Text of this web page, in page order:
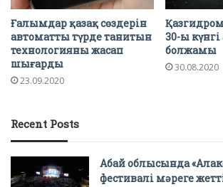
Ғалымдар қазақ сөздерін
автоматты түрде танитын
технологияны жасап
шығарды
23.09.2020
30-ы
болжамы
30.08.2020
Recent Posts
Абай облысында
фестивалі мәреге